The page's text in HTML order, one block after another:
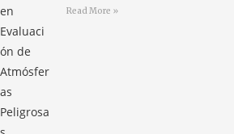
Read More »